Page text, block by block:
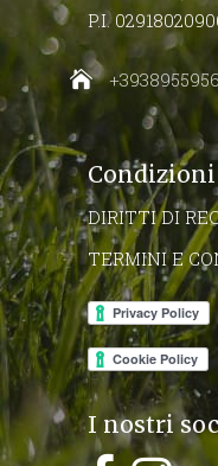
P.I.
DIRITTI DI
TERMINI E
I nostri